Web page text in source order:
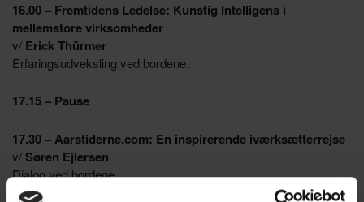
16.00 – Fremtidens Ledelse: Kunstig Intelligens i
mellemstore virksomheder
v/ Erick Thürmer
Erfaringsudveksling ved bordene.
17.15 – Pause
17.30 – Aarstiderne.com: En inspirerende iværksætterrejse
v/ Søren Ejlersen
Dialog ved bordene.